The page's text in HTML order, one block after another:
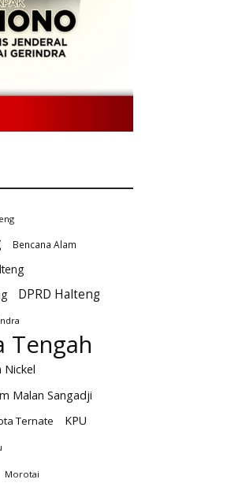
Bencana Alam
DPRD Halteng
Tengah
Nickel
Malan Sangadji
Ternate KPU
Morotai